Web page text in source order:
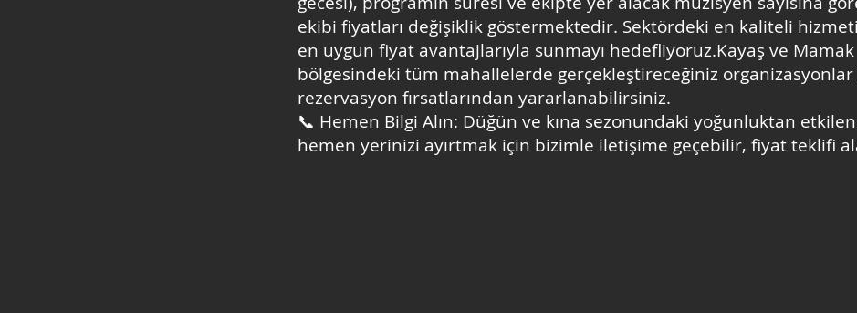
ekibi fiyatları değişiklik göstermektedir. Sektördeki en kaliteli
en uygun fiyat avantajlarıyla sunmayı hedefliyoruz.Kayaş ve Mamak
bölgesindeki tüm mahallelerde gerçekleştireceğiniz
rezervasyon fırsatlarından yararlanabilirsiniz.
📞 Hemen Bilgi Alın: Düğün ve kına sezonundaki yoğunluktan
hemen yerinizi ayırtmak için bizimle iletişime geçebilir, fiyat teklifi